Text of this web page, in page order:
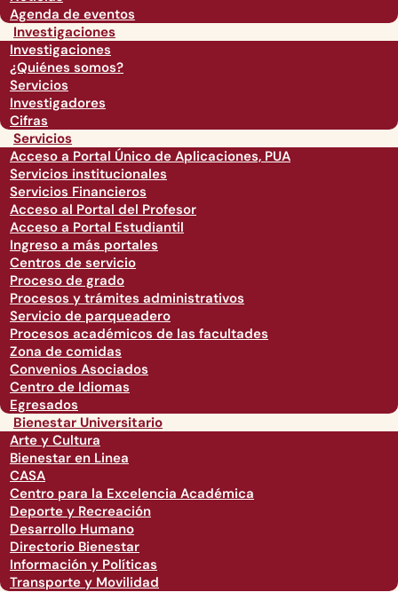
Agenda de eventos
Investigaciones
Investigaciones
¿Quiénes somos?
Servicios
Investigadores
Cifras
Servicios
Acceso a Portal Único de Aplicaciones, PUA
Servicios institucionales
Servicios Financieros
Acceso al Portal del Profesor
Acceso a Portal Estudiantil
Ingreso a más portales
Centros de servicio
Proceso de grado
Procesos y trámites administrativos
Servicio de parqueadero
Procesos académicos de las facultades
Zona de comidas
Convenios Asociados
Centro de Idiomas
Egresados
Bienestar Universitario
Arte y Cultura
Bienestar en Linea
CASA
Centro para la Excelencia Académica
Deporte y Recreación
Desarrollo Humano
Directorio Bienestar
Información y Políticas
Transporte y Movilidad